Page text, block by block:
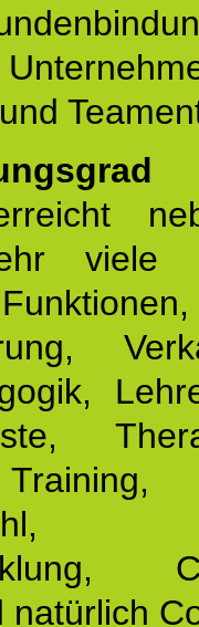
viele
natürlich